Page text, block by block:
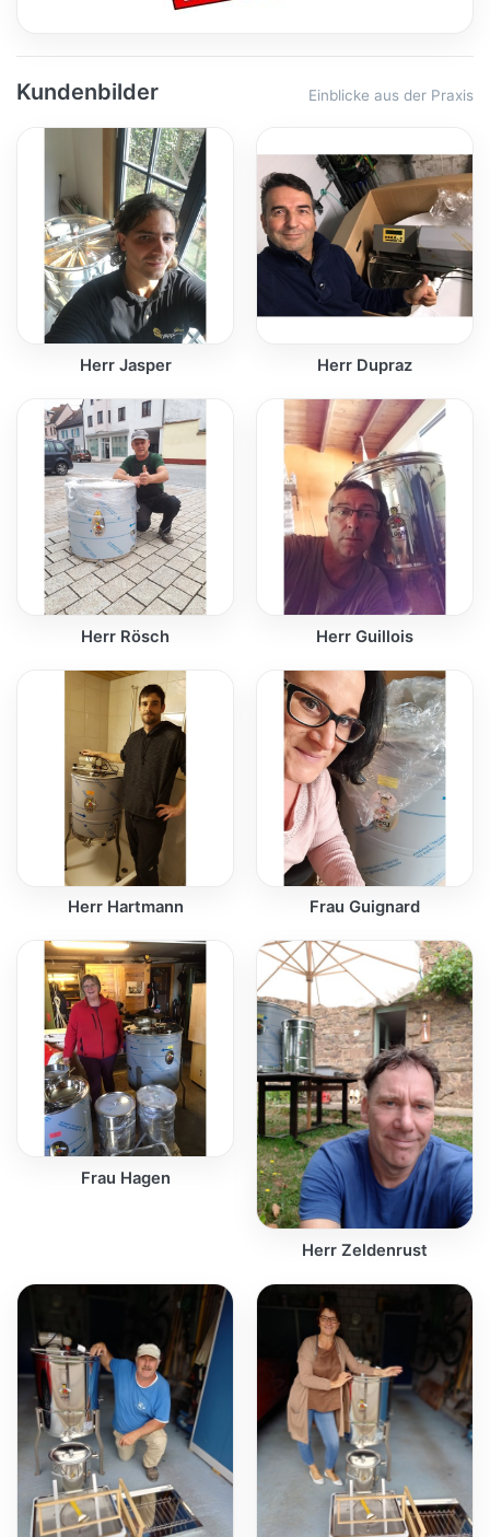
Kundenbilder Einblicke aus der Praxis
Herr Jasper Herr Dupraz
Herr Rösch Herr Guillois
Herr Hartmann Frau Guignard
Frau Hagen
Herr Zeldenrust